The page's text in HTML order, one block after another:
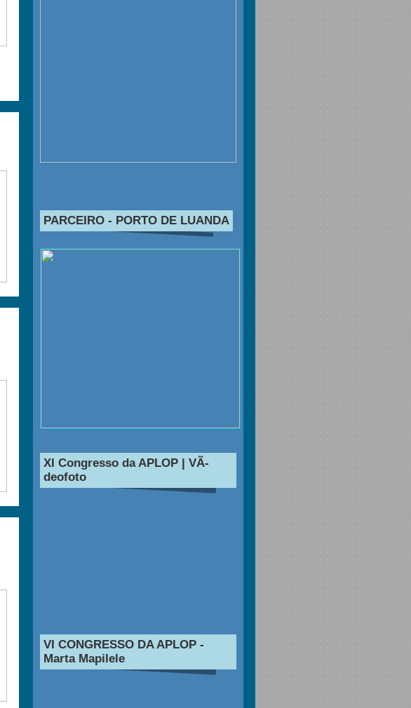
PARCEIRO - PORTO DE LUANDA
XI Congresso da APLOP | VÃ­
deofoto
VI CONGRESSO DA APLOP -
Marta Mapilele